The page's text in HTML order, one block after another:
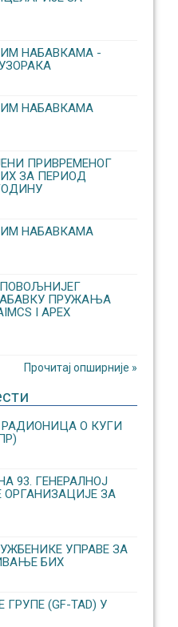
НАБАВКАМА -
НАБАВКАМА
ПРИВРЕМЕНОГ
ЗА ПЕРИОД
НАБАВКАМА
ПРУЖАЊА
I APEX
Прочитај опширније »
О КУГИ
93. ГЕНЕРАЛНОЈ
ЗА
УПРАВЕ ЗА
БИХ
(GF-TAD) У